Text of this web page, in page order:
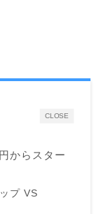
CLOSE
からスター
プ VS